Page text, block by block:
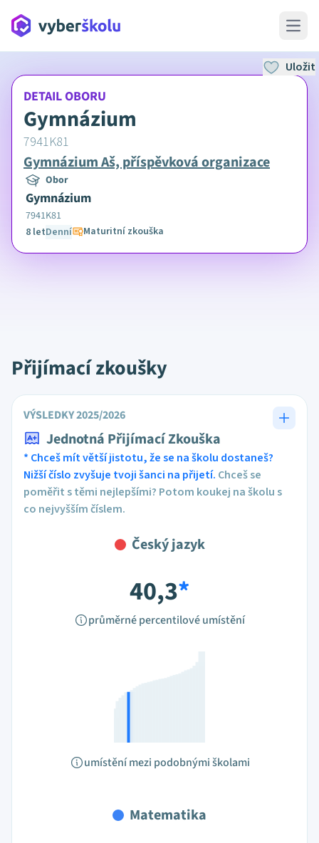
Open
DETAIL OBORU
Gymnázium
7941K81
Gymnázium Aš, příspěvková organizace
Obor
Gymnázium
7941K81
8 letDenní Maturitní zkouška
Uložit
Přijímací zkoušky
VÝSLEDKY 2025/2026
Jednotná Přijímací Zkouška
* Chceš mít větší jistotu, že se na školu dostaneš?
Nižší číslo zvyšuje tvoji šanci na přijetí. Chceš se
poměřit s těmi nejlepšími? Potom koukej na školu s
co nejvyšším číslem.
Český jazyk
40,3*
průměrné percentilové umístění
umístění mezi podobnými školami
Matematika